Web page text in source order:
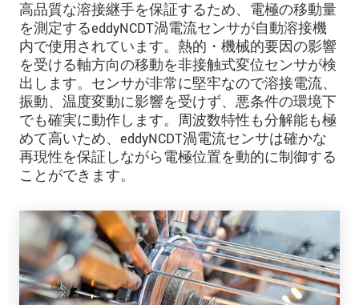
高品質な溶接継手を保証するため、電極の移動量
を測定するeddyNCDT渦電流センサが自動溶接機
内で使用されています。熱的・機械的要因の影響
を受ける軸方向の移動を非接触式変位センサが検
出します。センサが非常に堅牢なので溶接電流、
振動、温度変動に影響を受けず、悪条件の環境下
でも確実に動作します。周波数特性も分解能も極
めて高いため、eddyNCDT渦電流センサは確かな
再現性を保証しながら電極位置を動的に制御する
ことができます。